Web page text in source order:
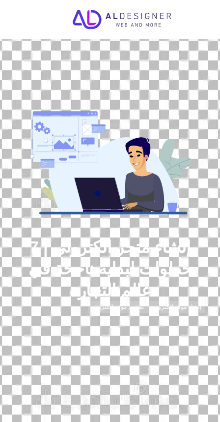
إنشاء متجر الكتروني | 7
خطوات لبداية ناجحة في
عالم التجارة
إنشاء موقع الكتروني تصميم موقع الكتروني